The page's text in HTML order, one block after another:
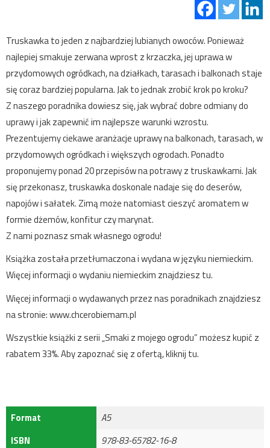
Truskawka to jeden z najbardziej lubianych owoców. Ponieważ
najlepiej smakuje zerwana wprost z krzaczka, jej uprawa w
przydomowych ogródkach, na działkach, tarasach i balkonach staje
się coraz bardziej popularna. Jak to jednak zrobić krok po kroku?
Z naszego poradnika dowiesz się, jak wybrać dobre odmiany do
uprawy i jak zapewnić im najlepsze warunki wzrostu.
Prezentujemy ciekawe aranżacje uprawy na balkonach, tarasach, w
przydomowych ogródkach i większych ogrodach. Ponadto
proponujemy ponad 20 przepisów na potrawy z truskawkami. Jak
się przekonasz, truskawka doskonale nadaje się do deserów,
napojów i sałatek. Zimą może natomiast cieszyć aromatem w
formie dżemów, konfitur czy marynat.
Z nami poznasz smak własnego ogrodu!
Książka została przetłumaczona i wydana w języku niemieckim.
Więcej informacji o wydaniu niemieckim znajdziesz tu.
Więcej informacji o wydawanych przez nas poradnikach znajdziesz
na stronie:www.chcerobiemam.pl
Wszystkie książki z serii „Smaki z mojego ogrodu” możesz kupić z
rabatem 33%. Aby zapoznać się z ofertą,kliknij tu.
Format
A5
ISBN
978-83-65782-16-8